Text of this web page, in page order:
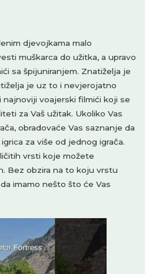
djevojkama malo
muškarca do užitka, a upravo
sa špijuniranjem. Znatiželja je
je uz to i nevjerojatno
najnoviji voajerski filmići koji se
za Vaš užitak. Ukoliko Vas
obradovaće Vas saznanje da
za više od jednog igrača.
vrsti koje možete
Bez obzira na to koju vrstu
imamo nešto što će Vas